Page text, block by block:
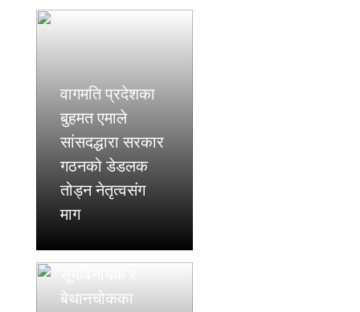
वागमति प्रदेशका
बुहमत एमाले
सांसदद्धारा सरकार
गठनको डेडलक
तोड्न नेतृत्वसंग
माग
बेथानचोकका